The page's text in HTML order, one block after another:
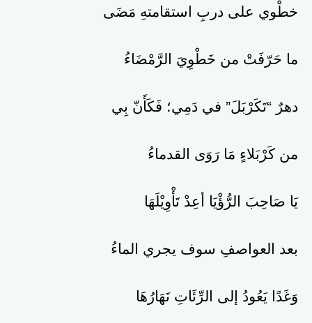
خطْوي على دربِ استقامتهِ مَضَى
ما حَرّفَتْ من خَطْوِيَ الرَّمْضَاءُ
دهرٌ “تَكَرْبَلَ” في دَمِي؛ فَكَأَنّ بِي
من كَرْبَلاءٍ مَا رَوَى القدماءُ
يَا صَاحِبَ الرُّؤْيَا أعِدْ تَأْوِيْلَهَا
بعد العواصفِ سوف يجري الماءُ
وَغَدًا يَعُودُ إلى الرِّئَاتِ نَهَارُهَا